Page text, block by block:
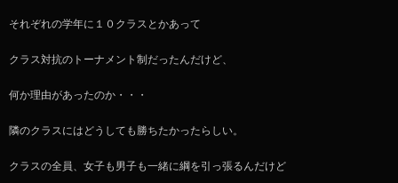
それぞれの学年に１０クラスとかあって
クラス対抗のトーナメント制だったんだけど、
何か理由があったのか・・・
隣のクラスにはどうしても勝ちたかったらしい。
クラスの全員、女子も男子も一緒に綱を引っ張るんだけど